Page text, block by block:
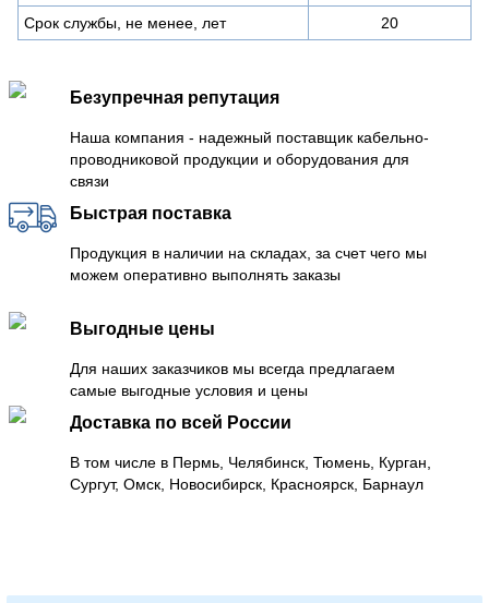
Срок службы, не менее, лет
20
Безупречная репутация
Наша компания - надежный поставщик кабельно-
проводниковой продукции и оборудования для
связи
Быстрая поставка
Продукция в наличии на складах, за счет чего мы
можем оперативно выполнять заказы
Выгодные цены
Для наших заказчиков мы всегда предлагаем
самые выгодные условия и цены
Доставка по всей России
В том числе в Пермь, Челябинск, Тюмень, Курган,
Сургут, Омск, Новосибирск, Красноярск, Барнаул